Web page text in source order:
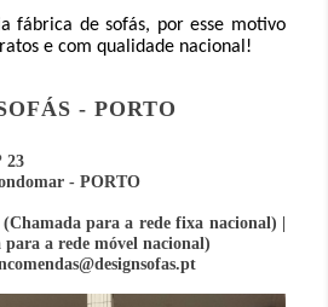
fábrica de sofás, por esse motivo
e com qualidade nacional!
- PORTO
23
- PORTO
para a rede fixa nacional) |
a rede móvel nacional)